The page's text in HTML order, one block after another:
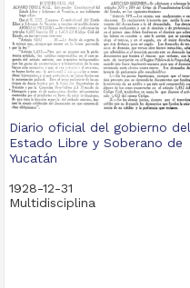
Diario oficial del gobierno del
Estado Libre y Soberano de
Yucatán
1928-12-31
Multidisciplina